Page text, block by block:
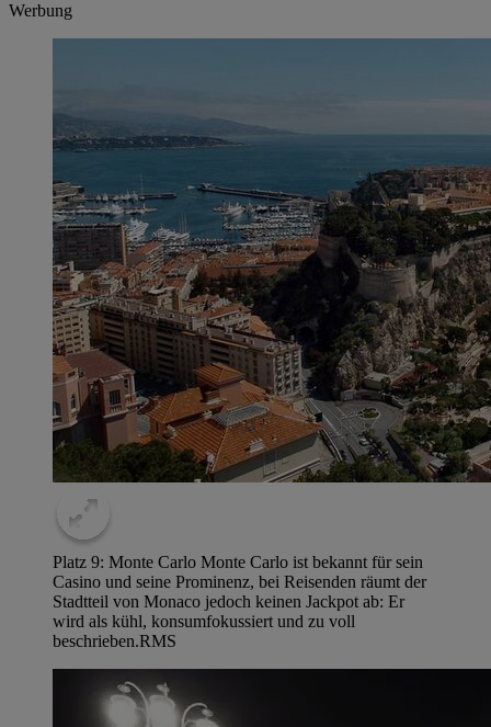
Werbung
Platz 9: Monte Carlo Monte Carlo ist bekannt für sein
Casino und seine Prominenz, bei Reisenden räumt der
Stadtteil von Monaco jedoch keinen Jackpot ab: Er
wird als kühl, konsumfokussiert und zu voll
beschrieben.RMS